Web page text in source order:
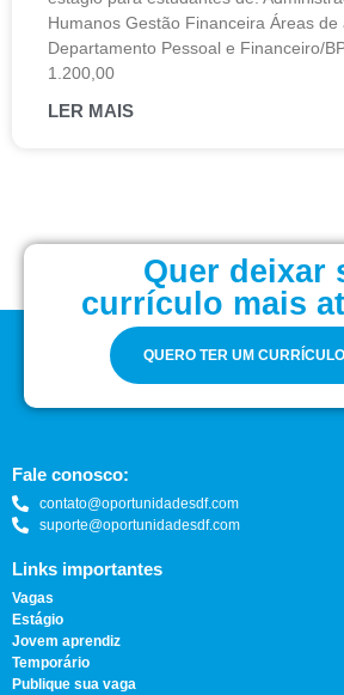
Humanos Gestão Financeira Áreas de
Departamento Pessoal e Financeiro/
1.200,00
LER MAIS
Quer deixar
currículo mais
QUERO TER UM
Fale conosco:
contato@oportunidadesdf.com
suporte@oportunidadesdf.com
Links importantes
Vagas
Estágio
Jovem aprendiz
Temporário
Publique sua vaga